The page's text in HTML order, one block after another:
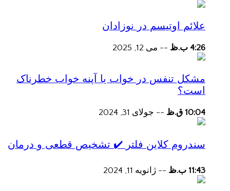
علائم اوتیسم در نوزادان
4:26 ب.ظ -- می 12, 2025
مشکل تنفس در خواب یا آپنه خواب خطرناک
است؟
10:04 ق.ظ -- جولای 31, 2024
سندروم کلاین فلتر ✔️ تشخیص قطعی و درمان
11:43 ب.ظ -- ژانویه 11, 2024